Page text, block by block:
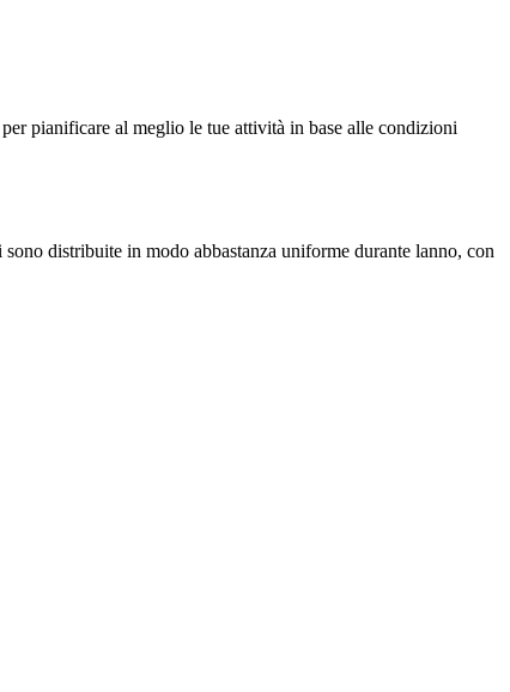
pianificare al meglio le tue attività in base alle condizioni
distribuite in modo abbastanza uniforme durante lanno, con